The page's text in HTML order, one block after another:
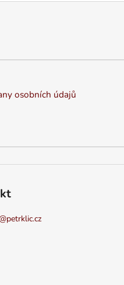
osobních údajů
petrklic.cz